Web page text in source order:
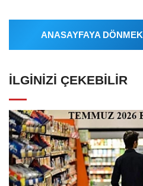
ANASAYFAYA
İLGINIZI ÇEKEBILIR